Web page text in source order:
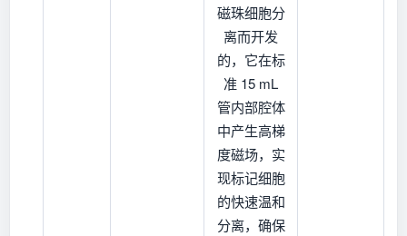
磁珠细胞分
离而开发
的，它在标
准 15 mL
管内部腔体
中产生高梯
度磁场，实
现标记细胞
的快速温和
分离，确保